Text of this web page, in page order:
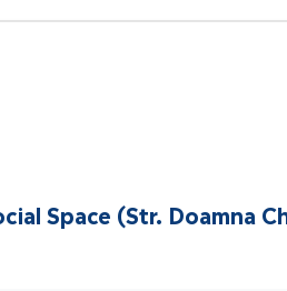
Space (Str. Doamna